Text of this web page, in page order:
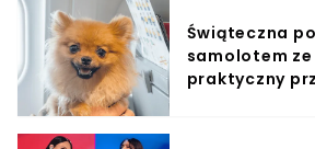
Świąteczna
samolotem
praktyczny